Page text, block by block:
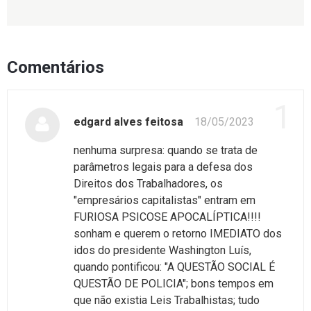
Comentários
edgard alves feitosa 18/05/2023
nenhuma surpresa: quando se trata de
parâmetros legais para a defesa dos
Direitos dos Trabalhadores, os
"empresários capitalistas" entram em
FURIOSA PSICOSE APOCALÍPTICA!!!!
sonham e querem o retorno IMEDIATO dos
idos do presidente Washington Luís,
quando pontificou: "A QUESTÃO SOCIAL É
QUESTÃO DE POLICIA"; bons tempos em
que não existia Leis Trabalhistas; tudo